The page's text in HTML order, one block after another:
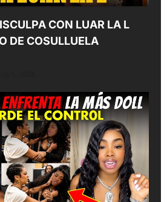
CON LUAR LA L
DE COSULLUELA